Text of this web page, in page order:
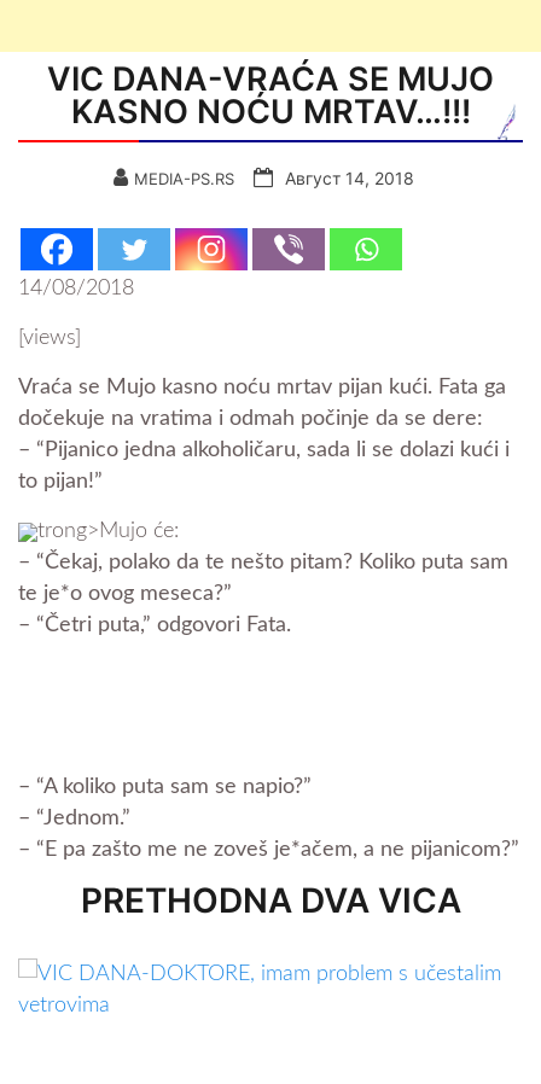
VIC DANA-VRAĆA SE MUJO
KASNO NOĆU MRTAV…!!!
MEDIA-PS.RS Август 14, 2018
14/08/2018
[views]
Vraća se Mujo kasno noću mrtav pijan kući. Fata ga
dočekuje na vratima i odmah počinje da se dere:
– “Pijanico jedna alkoholičaru, sada li se dolazi kući i
to pijan!”
trong>Mujo će:
– “Čekaj, polako da te nešto pitam? Koliko puta sam
te je*o ovog meseca?”
– “Četri puta,” odgovori Fata.
– “A koliko puta sam se napio?”
– “Jednom.”
– “E pa zašto me ne zoveš je*ačem, a ne pijanicom?”
PRETHODNA DVA VICA